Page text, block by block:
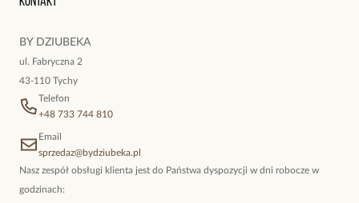
BY DZIUBEKA
ul. Fabryczna 2
43-110 Tychy
Telefon
+48 733 744 810
Email
sprzedaz@bydziubeka.pl
Nasz zespół obsługi klienta jest do Państwa dyspozycji w dni robocze w
godzinach: